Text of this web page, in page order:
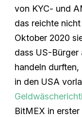
von KYC- und
das reichte
Oktober 2020
dass US-
handeln durften,
in den USA
BitMEX in